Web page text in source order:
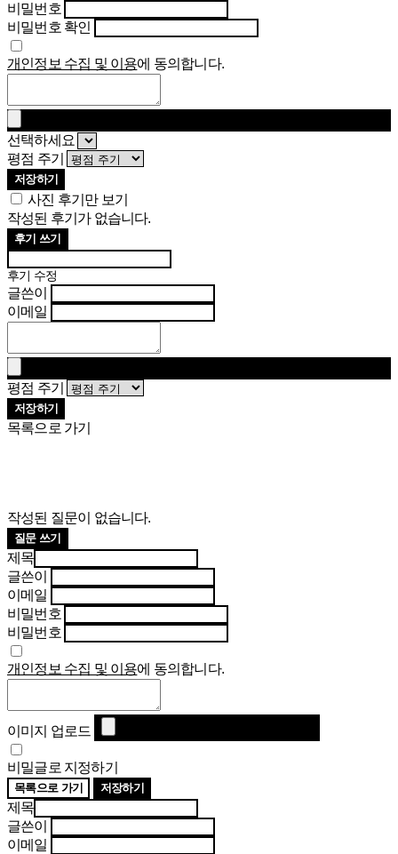
비밀번호
비밀번호 확인
개인정보 수집 및 이용에 동의합니다.
선택하세요
평점 주기
저장하기
사진 후기만 보기
작성된 후기가 없습니다.
후기 쓰기
후기 수정
글쓴이
이메일
평점 주기
저장하기
목록으로 가기
작성된 질문이 없습니다.
질문 쓰기
제목
글쓴이
이메일
비밀번호
비밀번호
개인정보 수집 및 이용에 동의합니다.
이미지 업로드
비밀글로 지정하기
목록으로 가기 저장하기
제목
글쓴이
이메일